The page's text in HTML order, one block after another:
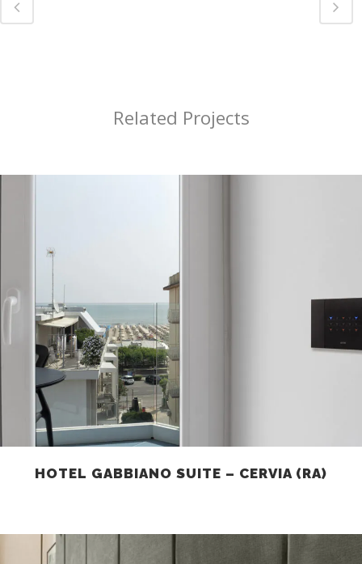
Related Projects
HOTEL GABBIANO SUITE – CERVIA (RA)